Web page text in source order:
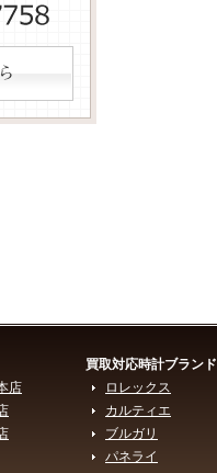
店
買取対応時計ブランド
ロレックス
カルティエ
ブルガリ
パネライ